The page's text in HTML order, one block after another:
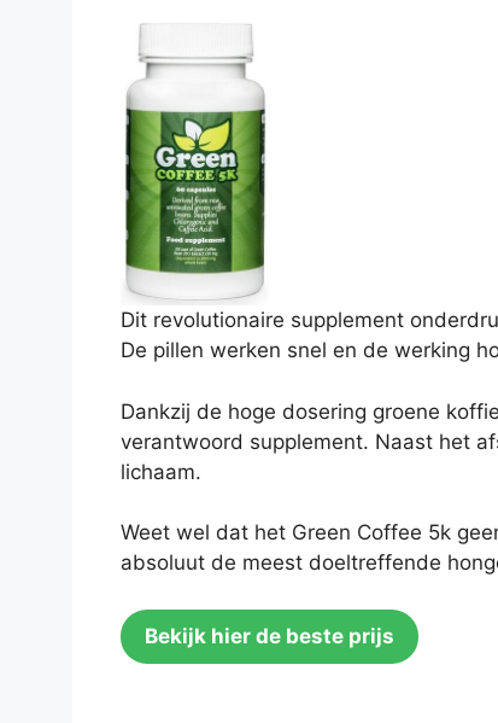
Dit revolutionaire supplement
De pillen werken snel en de werking
Dankzij de hoge dosering groene
verantwoord supplement. Naast het
lichaam.
Weet wel dat het Green Coffee 5k
absoluut de meest doeltreffende
Bekijk hier de beste prijs